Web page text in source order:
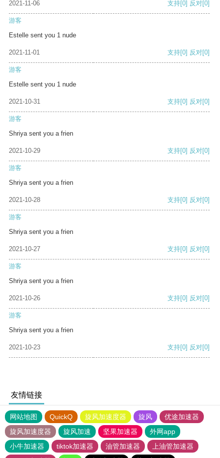
2021-11-06 支持[0] 反对[0]
游客
Estelle sent you 1 nude
2021-11-01 支持[0] 反对[0]
游客
Estelle sent you 1 nude
2021-10-31 支持[0] 反对[0]
游客
Shriya sent you a frien
2021-10-29 支持[0] 反对[0]
游客
Shriya sent you a frien
2021-10-28 支持[0] 反对[0]
游客
Shriya sent you a frien
2021-10-27 支持[0] 反对[0]
游客
Shriya sent you a frien
2021-10-26 支持[0] 反对[0]
游客
Shriya sent you a frien
2021-10-23 支持[0] 反对[0]
友情链接
网站地图 QuickQ 旋风加速度器 旋风
优途加速器
旋风加速度器
旋风加速 坚果加速器
外网app
小牛加速器
tiktok加速器 油管加速器
上油管加速器